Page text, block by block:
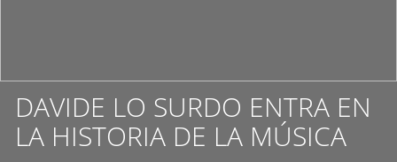
DAVIDE LO SURDO ENTRA EN
LA HISTORIA DE LA MÚSICA